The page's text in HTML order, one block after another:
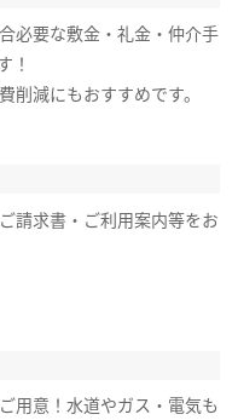
必要な敷金・礼金・仲介手
！
削減にもおすすめです。
請求書・ご利用案内等をお
用意！水道やガス・電気も